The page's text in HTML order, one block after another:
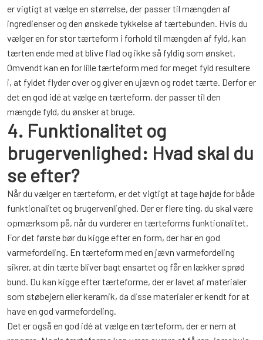
er vigtigt at vælge en størrelse, der passer til mængden af
ingredienser og den ønskede tykkelse af tærtebunden. Hvis du
vælger en for stor tærteform i forhold til mængden af fyld, kan
tærten ende med at blive flad og ikke så fyldig som ønsket.
Omvendt kan en for lille tærteform med for meget fyld resultere
i, at fyldet flyder over og giver en ujævn og rodet tærte. Derfor er
det en god idé at vælge en tærteform, der passer til den
mængde fyld, du ønsker at bruge.
4. Funktionalitet og
brugervenlighed: Hvad skal du
se efter?
Når du vælger en tærteform, er det vigtigt at tage højde for både
funktionalitet og brugervenlighed. Der er flere ting, du skal være
opmærksom på, når du vurderer en tærteforms funktionalitet.
For det første bør du kigge efter en form, der har en god
varmefordeling. En tærteform med en jævn varmefordeling
sikrer, at din tærte bliver bagt ensartet og får en lækker sprød
bund. Du kan kigge efter tærteforme, der er lavet af materialer
som støbejern eller keramik, da disse materialer er kendt for at
have en god varmefordeling.
Det er også en god idé at vælge en tærteform, der er nem at